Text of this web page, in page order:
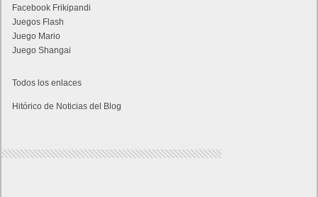
Facebook Frikipandi
Juegos Flash
Juego Mario
Juego Shangai
Todos los enlaces
Hitórico de Noticias del Blog